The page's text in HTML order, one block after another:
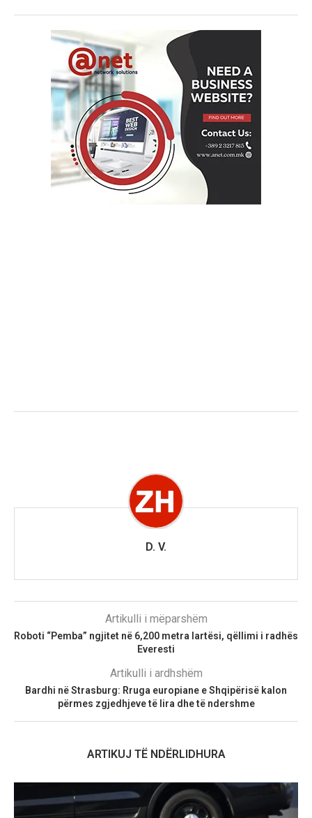
D. V.
Artikulli i mëparshëm
Roboti “Pemba” ngjitet në 6,200 metra lartësi, qëllimi i radhës
Everesti
Artikulli i ardhshëm
Bardhi në Strasburg: Rruga europiane e Shqipërisë kalon
përmes zgjedhjeve të lira dhe të ndershme
ARTIKUJ TË NDËRLIDHURA